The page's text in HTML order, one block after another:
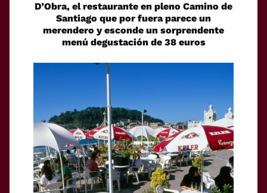
D’Obra, el restaurante en pleno Camino de
Santiago que por fuera parece un
merendero y esconde un sorprendente
menú degustación de 38 euros